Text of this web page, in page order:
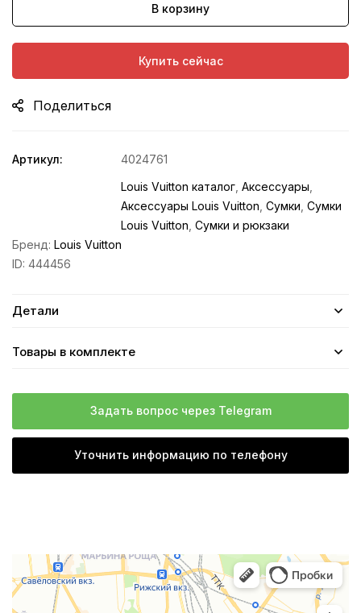
В корзину
Купить сейчас
Поделиться
Артикул:
4024761
Louis Vuitton каталог Аксессуары
Аксессуары Louis Vuitton Сумки Сумки
Louis Vuitton Сумки и рюкзаки
Бренд: Louis Vuitton
ID: 444456
Детали
Товары в комплекте
Задать вопрос через Telegram
Уточнить информацию по телефону